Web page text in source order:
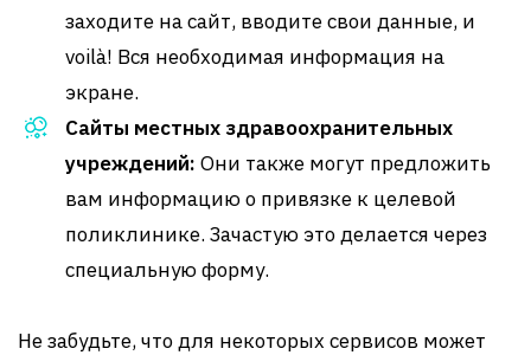
заходите на сайт, вводите свои данные, и
voilà! Вся необходимая информация на
экране.
Сайты местных здравоохранительных
учреждений: Они также могут предложить
вам информацию о привязке к целевой
поликлинике. Зачастую это делается через
специальную форму.
Не забудьте, что для некоторых сервисов может